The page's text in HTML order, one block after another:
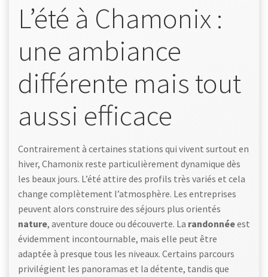
L’été à Chamonix :
une ambiance
différente mais tout
aussi efficace
Contrairement à certaines stations qui vivent surtout en
hiver, Chamonix reste particulièrement dynamique dès
les beaux jours. L’été attire des profils très variés et cela
change complètement l’atmosphère. Les entreprises
peuvent alors construire des séjours plus orientés
nature, aventure douce ou découverte. La randonnéeest
évidemment incontournable, mais elle peut être
adaptée à presque tous les niveaux. Certains parcours
privilégient les panoramas et la détente, tandis que